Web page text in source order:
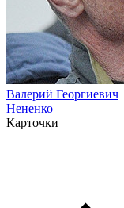
Валерий Георгиевич
Нененко
Карточки